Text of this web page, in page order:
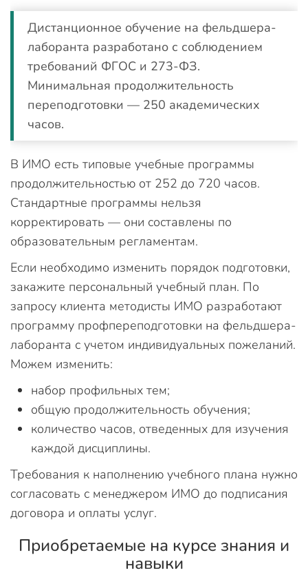
Дистанционное обучение на фельдшера-
лаборанта разработано с соблюдением
требований ФГОС и 273-ФЗ.
Минимальная продолжительность
переподготовки — 250 академических
часов.
В ИМО есть типовые учебные программы
продолжительностью от 252 до 720 часов.
Стандартные программы нельзя
корректировать — они составлены по
образовательным регламентам.
Если необходимо изменить порядок подготовки,
закажите персональный учебный план. По
запросу клиента методисты ИМО разработают
программу профпереподготовки на фельдшера-
лаборанта с учетом индивидуальных пожеланий.
Можем изменить:
набор профильных тем;
общую продолжительность обучения;
количество часов, отведенных для изучения
каждой дисциплины.
Требования к наполнению учебного плана нужно
согласовать с менеджером ИМО до подписания
договора и оплаты услуг.
Приобретаемые на курсе знания и
навыки